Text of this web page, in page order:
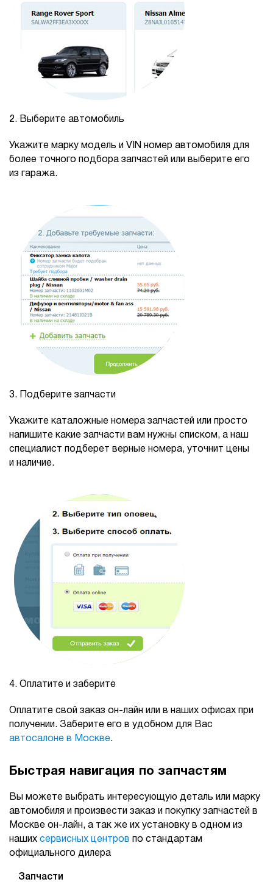
2. Выберите автомобиль
Укажите марку модель и VIN номер автомобиля для
более точного подбора запчастей или выберите его
из гаража.
3. Подберите запчасти
Укажите каталожные номера запчастей или просто
напишите какие запчасти вам нужны списком, а наш
специалист подберет верные номера, уточнит цены
и наличие.
4. Оплатите и заберите
Оплатите свой заказ он-лайн или в наших офисах при
получении. Заберите его в удобном для Вас
автосалоне в Москве.
Быстрая навигация по запчастям
Вы можете выбрать интересующую деталь или марку
автомобиля и произвести заказ и покупку запчастей в
Москве он-лайн, а так же их установку в одном из
наших сервисных центров по стандартам
официального дилера
Запчасти